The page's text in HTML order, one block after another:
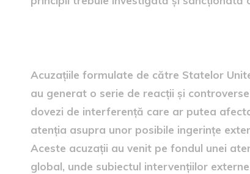
Acuzațiile formulate de către Statelor
au generat o serie de reacții și
dovezi de interferență care ar putea
atenția asupra unor posibile ingerințe
Aceste acuzații au venit pe fondul unei
global, unde subiectul intervențiilor